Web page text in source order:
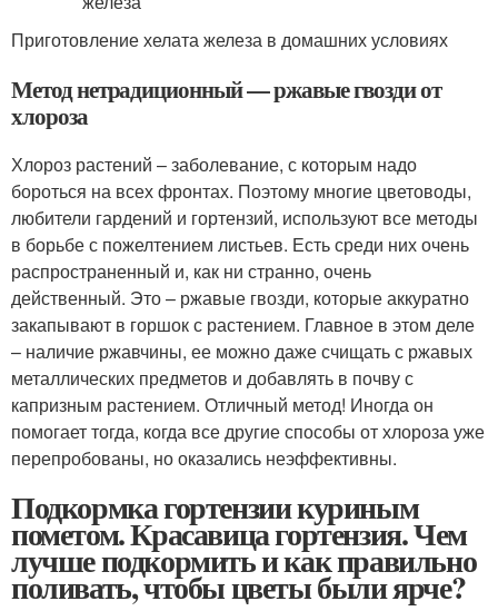
Приготовление хелата железа в домашних условиях
Метод нетрадиционный — ржавые гвозди от
хлороза
Хлороз растений – заболевание, с которым надо
бороться на всех фронтах. Поэтому многие цветоводы,
любители гардений и гортензий, используют все методы
в борьбе с пожелтением листьев. Есть среди них очень
распространенный и, как ни странно, очень
действенный. Это – ржавые гвозди, которые аккуратно
закапывают в горшок с растением. Главное в этом деле
– наличие ржавчины, ее можно даже счищать с ржавых
металлических предметов и добавлять в почву с
капризным растением. Отличный метод! Иногда он
помогает тогда, когда все другие способы от хлороза уже
перепробованы, но оказались неэффективны.
Подкормка гортензии куриным
пометом. Красавица гортензия. Чем
лучше подкормить и как правильно
поливать, чтобы цветы были ярче?